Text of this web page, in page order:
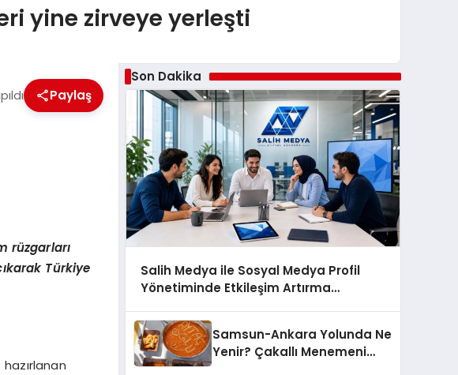
yine zirveye yerleşti
Paylaş
rüzgarları
Türkiye
Son Dakika
Salih Medya ile Sosyal Medya Profil
Yönetiminde Etkileşim Artırma
Samsun-Ankara Yolunda Ne
Yenir? Çakallı Menemeni